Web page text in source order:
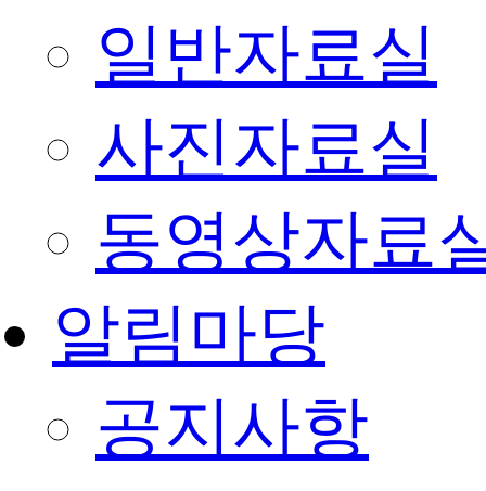
일반자료실
사진자료실
동영상자료
알림마당
공지사항